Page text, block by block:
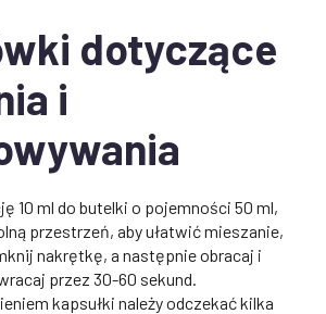
dotyczące
i
10 ml do butelki o pojemności 50 ml,
przestrzeń, aby ułatwić mieszanie,
nakrętkę, a następnie obracaj i
przez 30-60 sekund.
kapsułki należy odczekać kilka